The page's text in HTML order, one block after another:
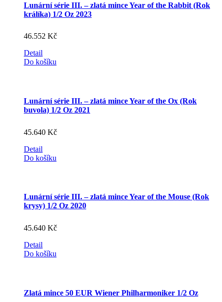
Lunární série III. – zlatá mince Year of the Rabbit (Rok
králíka) 1/2 Oz 2023
46.552 Kč
Detail
Do košíku
Lunární série III. – zlatá mince Year of the Ox (Rok
buvola) 1/2 Oz 2021
45.640 Kč
Detail
Do košíku
Lunární série III. – zlatá mince Year of the Mouse (Rok
krysy) 1/2 Oz 2020
45.640 Kč
Detail
Do košíku
Zlatá mince 50 EUR Wiener Philharmoniker 1/2 Oz